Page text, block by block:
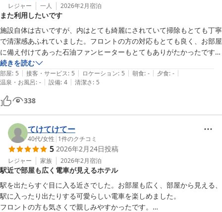
レジャー 一人 2026年2月宿泊
また利用したいです
施設自体は古いですが、内はとても綺麗にされていて掃除もとても丁寧
で清潔感あふれていました。フロントの方の対応もとても良く、お部屋
に備え付けてあった石油ファンヒーターもとてもありがたかったです。
また東信地方に用事がある時は利用したいと思いました！
続きを読む
部屋: 5 | 接客・サービス: 5 | ロケーション: 5 | 朝食: - | 夕食: - |
温泉・お風呂: - | 設備: 4 | 清潔さ: 5
338
てけてけてー
40代/女性 | 1件のクチコミ
5 2026年2月24日投稿
レジャー 家族 2026年2月宿泊
駅近で部屋も広く電車が見えるホテル
駅を出たらすぐ目に入る近さでした。お部屋も広く、部屋から見える、
駅に入ったり出たりする可愛らしい電車を楽しめました。
フロントの方も気さくで親しみやすかったです。